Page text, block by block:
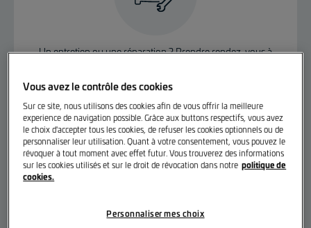
Un entretien ou une réparation ? Prendre rendez-vous à
RDV Après-Vente
Avis de notre clientèle
Vous avez le contrôle des cookies
Sur ce site, nous utilisons des cookies afin de vous offrir la meilleure
experience de navigation possible. Grâce aux buttons respectifs, vous avez
le choix d'accepter tous les cookies, de refuser les cookies optionnels ou de
personnaliser leur utilisation. Quant à votre consentement, vous pouvez le
révoquer à tout moment avec effet futur. Vous trouverez des informations
sur les cookies utilisés et sur le droit de révocation dans notre politique de
cookies.
Personnaliser mes choix